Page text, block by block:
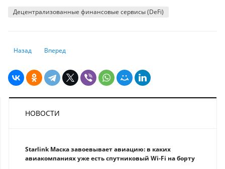
Децентрализованные финансовые сервисы (DeFi)
Предыдущий: Как получить медицинскую помощь, если есть большой
Назад Следующий: Шопинг без проблем: как защитить деньги на
Вперед
НОВОСТИ
Starlink Маска завоевывает авиацию: в каких
авиакомпаниях уже есть спутниковый Wi-Fi на борту